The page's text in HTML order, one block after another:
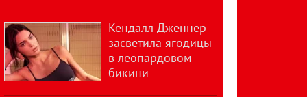
Кендалл Дженнер
засветила ягодицы
в леопардовом
бикини